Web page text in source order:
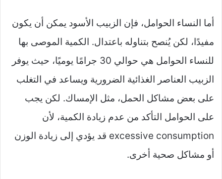
أما النساء الحوامل، فإن الزبيب الأسود يمكن أن يكون
مفيدًا، لكن يُنصح بتناوله باعتدال. الكمية الموصى بها
للنساء الحوامل هي حوالي 30 جرامًا يوميًا، حيث يوفر
الزبيب العناصر الغذائية الضرورية ويساعد في التغلب
على بعض مشاكل الحمل، مثل الإمساك. لكن يجب
على الحوامل التأكد من عدم زيادة الكمية، لأن
excessive consumption قد يؤدي إلى زيادة الوزن
أو مشاكل صحية أخرى.